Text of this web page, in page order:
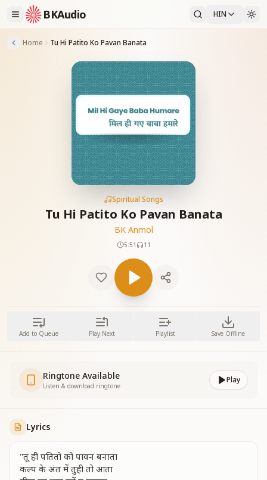
BKAudio HIN
Home Tu Hi Patito Ko Pavan Banata
Spiritual Songs
Tu Hi Patito Ko Pavan Banata
BK Anmol
5:51 11
Add to Queue Play Next Playlist Save Offline
Ringtone Available
Listen & download ringtone
Play
Lyrics
"तू ही पतितो को पावन बनाता
कल्प के अंत में तुही तो आता